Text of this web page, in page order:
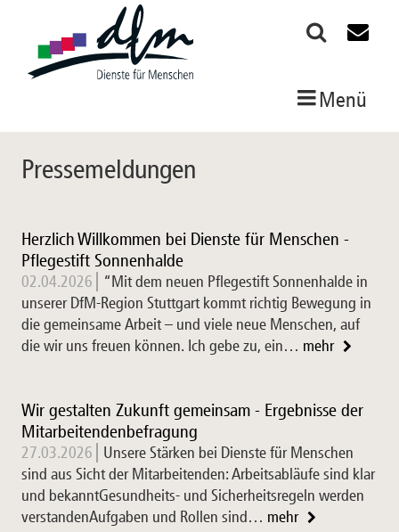
Menü
Pressemeldungen
Herzlich Willkommen bei Dienste für Menschen -
Pflegestift Sonnenhalde
02.04.2026
“Mit dem neuen Pflegestift Sonnenhalde in
unserer DfM-Region Stuttgart kommt richtig Bewegung in
die gemeinsame Arbeit – und viele neue Menschen, auf
die wir uns freuen können. Ich gebe zu, ein… mehr
Wir gestalten Zukunft gemeinsam - Ergebnisse der
Mitarbeitendenbefragung
27.03.2026
Unsere Stärken bei Dienste für Menschen
sind aus Sicht der Mitarbeitenden: Arbeitsabläufe sind klar
und bekanntGesundheits- und Sicherheitsregeln werden
verstandenAufgaben und Rollen sind… mehr